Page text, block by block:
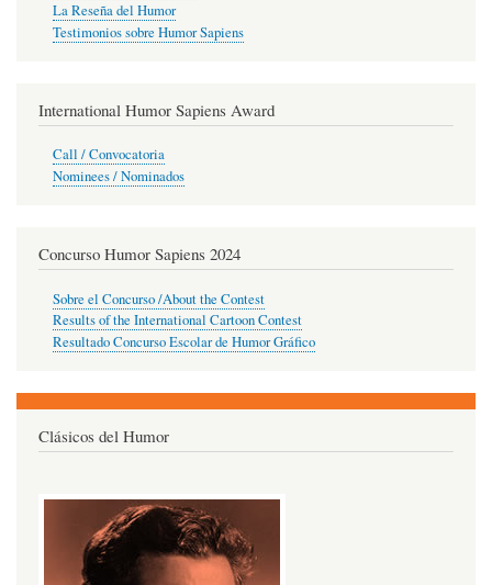
La Reseña del Humor
Testimonios sobre Humor Sapiens
International Humor Sapiens Award
Call / Convocatoria
Nominees / Nominados
Concurso Humor Sapiens 2024
Sobre el Concurso /About the Contest
Results of the International Cartoon Contest
Resultado Concurso Escolar de Humor Gráfico
Clásicos del Humor